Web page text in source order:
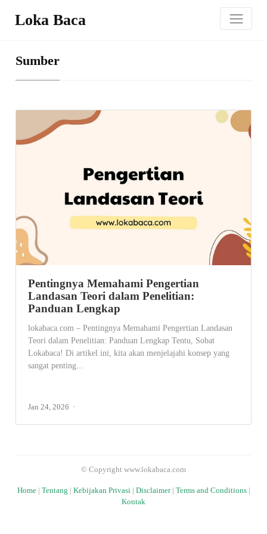
Loka Baca
Sumber
Pentingnya Memahami Pengertian
Landasan Teori dalam Penelitian:
Panduan Lengkap
lokabaca.com – Pentingnya Memahami Pengertian Landasan
Teori dalam Penelitian: Panduan Lengkap Tentu, Sobat
Lokabaca! Di artikel ini, kita akan menjelajahi konsep yang
sangat penting...
Jan 24, 2026
© Copyright www.lokabaca.com
Home| Tentang Kebijakan Privasi| Disclaimer| Terms and Conditions|
Kontak